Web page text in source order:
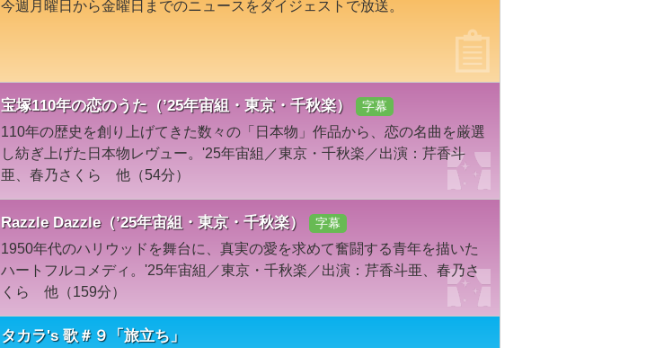
今週月曜日から金曜日までのニュースをダイジェストで放送。
宝塚110年の恋のうた（’25年宙組・東京・千秋楽） 字幕
110年の歴史を創り上げてきた数々の「日本物」作品から、恋の名曲を厳選
し紡ぎ上げた日本物レヴュー。'25年宙組／東京・千秋楽／出演：芹香斗
亜、春乃さくら 他（54分）
Razzle Dazzle（’25年宙組・東京・千秋楽） 字幕
1950年代のハリウッドを舞台に、真実の愛を求めて奮闘する青年を描いた
ハートフルコメディ。'25年宙組／東京・千秋楽／出演：芹香斗亜、春乃さ
くら 他（159分）
タカラ's 歌＃９「旅立ち」